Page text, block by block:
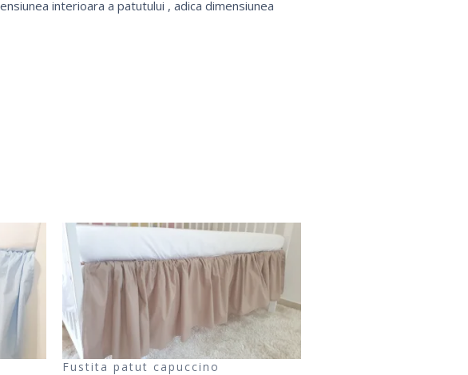
interioara a patutului , adica dimensiunea
Fustita patut capuccino